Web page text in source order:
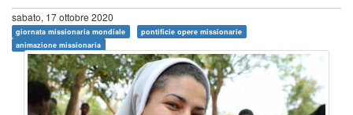
sabato, 17 ottobre 2020
giornata missionaria mondiale
pontificie opere missionarie
animazione missionaria